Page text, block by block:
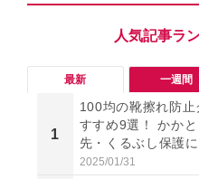
最新 一週間
1
100均の靴擦れ防止
すすめ9選！ かかと
先・くるぶし保護
ー・セリア・キャン
2025/01/31